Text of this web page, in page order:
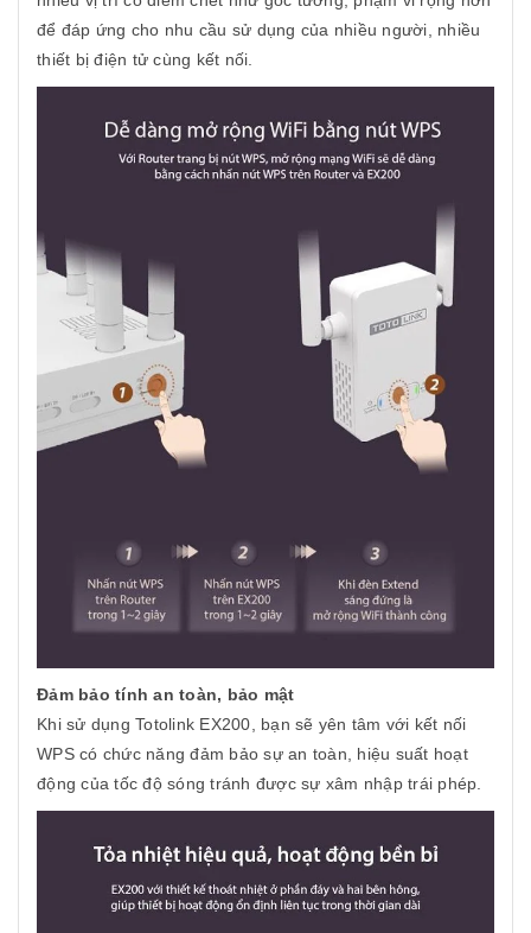
để đáp ứng cho nhu cầu sử dụng của nhiều người, nhiều
thiết bị điện tử cùng kết nối.
Đảm bảo tính an toàn, bảo mật
Khi sử dụng Totolink EX200, bạn sẽ yên tâm với kết nối
WPS có chức năng đảm bảo sự an toàn, hiệu suất hoạt
động của tốc độ sóng tránh được sự xâm nhập trái phép.